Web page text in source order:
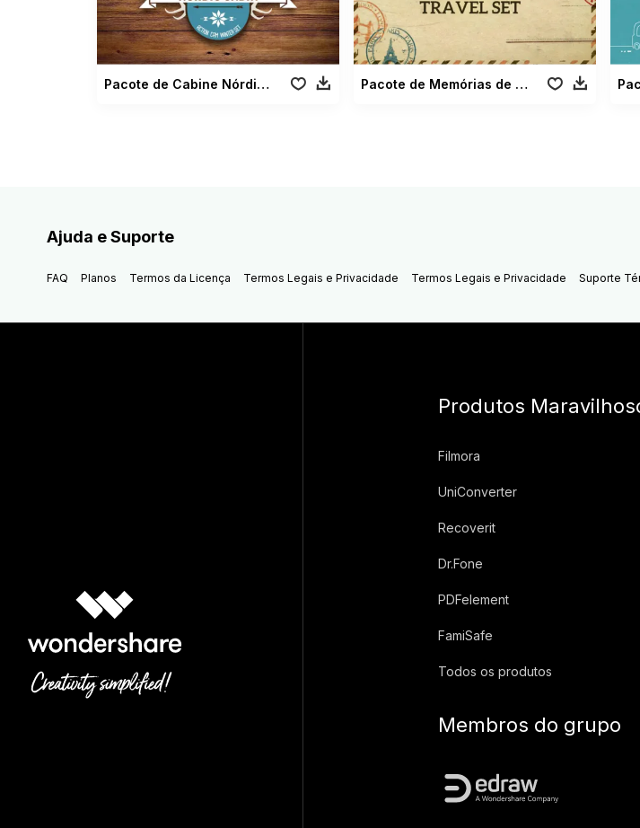
Pacote de Cabine Nórdica Pacote de Memórias de Viagens
Ajuda e Suporte
FAQ Planos Termos da Licença Termos Legais e Privacidade Termos Legais e Privacidade Suporte
Produtos
Filmora
UniConverter
Recoverit
Dr.Fone
PDFelement
FamiSafe
Todos os produtos
Membros do grupo